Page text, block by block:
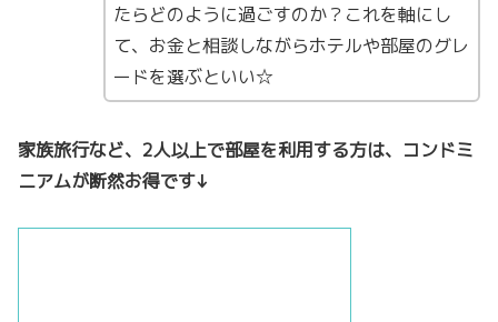
たらどのように過ごすのか？これを軸にし
て、お金と相談しながらホテルや部屋のグレ
ードを選ぶといい☆
家族旅行など、2人以上で部屋を利用する方は、コンドミ
ニアムが断然お得です↓